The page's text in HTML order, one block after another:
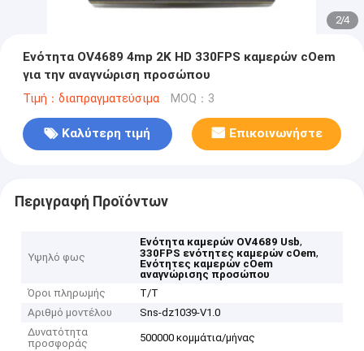
2/4
Ενότητα OV4689 4mp 2K HD 330FPS καμερών cOem
για την αναγνώριση προσώπου
Τιμή：διαπραγματεύσιμα MOQ：3
Καλύτερη τιμή Επικοινωνήστε
Περιγραφή Προϊόντων
Υψηλό φως
Ενότητα καμερών OV4689 Usb,
330FPS ενότητες καμερών cOem,
Ενότητες καμερών cOem
αναγνώρισης προσώπου
Όροι πληρωμής
T/T
Αριθμό μοντέλου
Sns-dz1039-V1.0
Δυνατότητα
προσφοράς
500000 κομμάτια/μήνας